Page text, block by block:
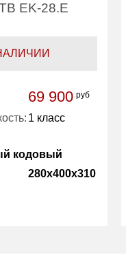
EK-28.E
69 900 руб
1 класс
кодовый
280x400x310